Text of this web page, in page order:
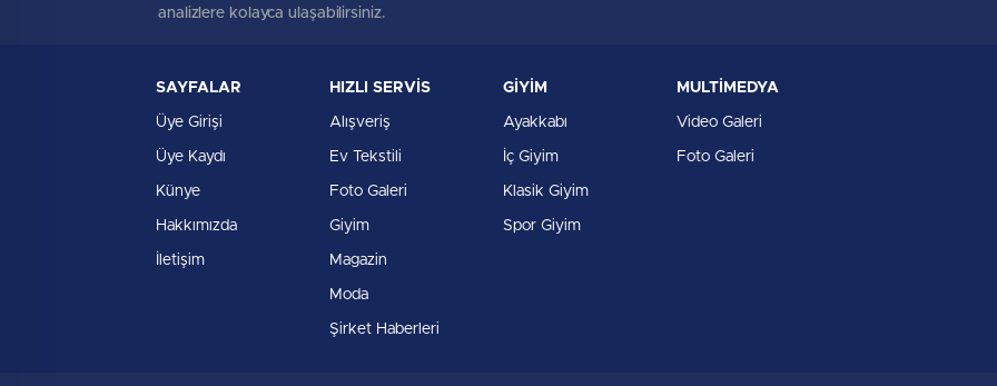
analizlere kolayca ulaşabilirsiniz.
SAYFALAR
Üye Girişi
Üye Kaydı
Künye
Hakkımızda
İletişim
HIZLI SERVİS
Alışveriş
Ev Tekstili
Foto Galeri
Giyim
Magazin
Moda
Şirket Haberleri
GİYİM
Ayakkabı
İç Giyim
Klasik Giyim
Spor Giyim
MULTİMEDYA
Video Galeri
Foto Galeri